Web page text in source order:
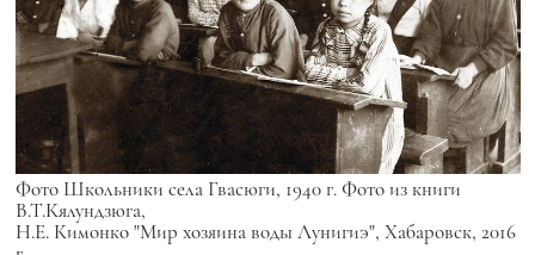
Фото Школьники села Гвасюги, 1940 г. Фото из книги
В.Т.Кялундзюга,
Н.Е. Кимонко "Мир хозяина воды Лунигиэ", Хабаровск, 2016